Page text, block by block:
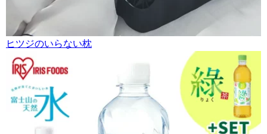
ヒツジのいらない枕